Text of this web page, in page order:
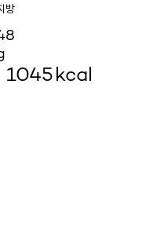
방
1045kcal